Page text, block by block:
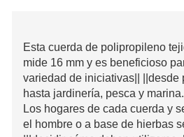
Esta cuerda de polipropileno
mide 16 mm y es beneficioso
variedad de iniciativas|| ||desde
hasta jardinería, pesca y marina.
Los hogares de cada cuerda y
el hombre o a base de hierbas